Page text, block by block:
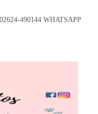
490144 WHATSAPP